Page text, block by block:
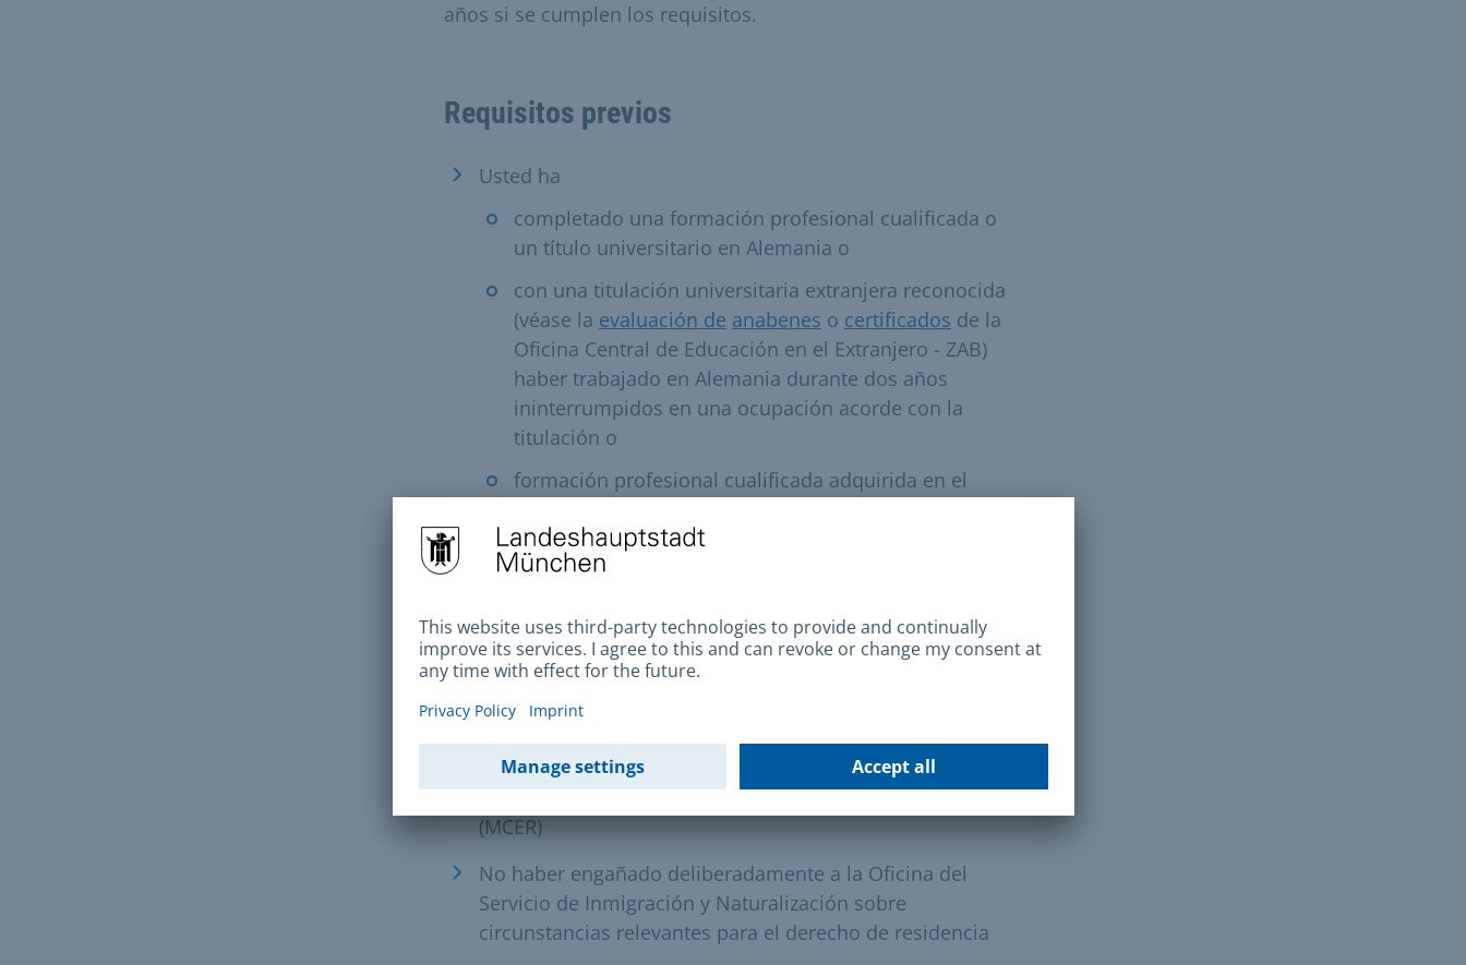
años si se cumplen los requisitos.
Requisitos previos
Usted ha
completado una formación profesional cualificada o
un título universitario en Alemania o
con una titulación universitaria extranjera reconocida
(véase la evaluación de anabenes o certificados de la
Oficina Central de Educación en el Extranjero - ZAB)
haber trabajado en Alemania durante dos años
ininterrumpidos en una ocupación acorde con la
titulación o
formación profesional cualificada adquirida en el
un periodo ininterrumpido de tres años.
manutención en el año anterior a la solicitud del permiso
de residencia (a excepción de los gastos de alojamiento y
calefacción)
Dispone de espacio suficiente
Tiene conocimientos de alemán al menos del nivel B 1 del
Marco Común Europeo de Referencia para las Lenguas
(MCER)
No haber engañado deliberadamente a la Oficina del
Servicio de Inmigración y Naturalización sobre
circunstancias relevantes para el derecho de residencia